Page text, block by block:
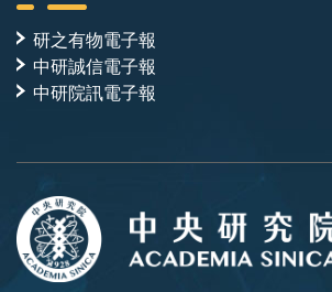
研之有物電子報
中研誠信電子報
中研院訊電子報